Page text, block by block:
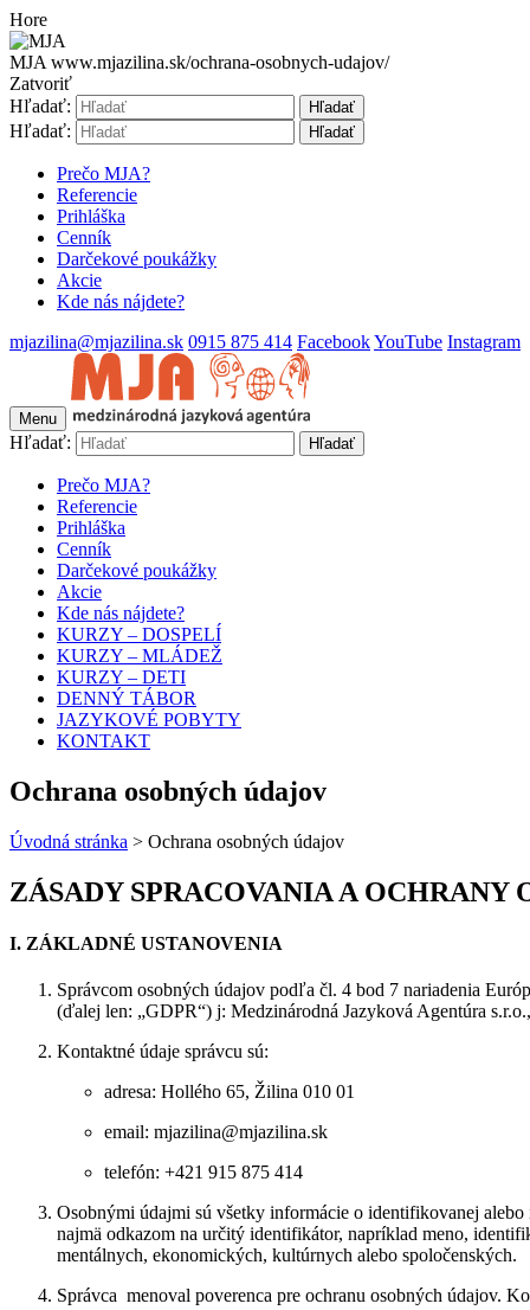
Hore
MJA www.mjazilina.sk/ochrana-osobnych-udajov/
Zatvoriť
Hľadať:
Hľadať
Hľadať: Hľadať
Prečo MJA?
Referencie
Prihláška
Cenník
Darčekové poukážky
Akcie
Kde nás nájdete?
mjazilina@mjazilina.sk 0915 875 414 FacebookYouTube Instagram
Menu
Hľadať: Hľadať
Prečo MJA?
Referencie
Prihláška
Cenník
Darčekové poukážky
Akcie
Kde nás nájdete?
KURZY – DOSPELÍ
KURZY – MLÁDEŽ
KURZY – DETI
DENNÝ TÁBOR
JAZYKOVÉ POBYTY
KONTAKT
Ochrana osobných údajov
Úvodná stránka > Ochrana osobných údajov
ZÁSADY SPRACOVANIA A OCHRANY
I. ZÁKLADNÉ USTANOVENIA
Správcom osobných údajov podľa čl. 4 bod 7 nariadenia
(ďalej len: „GDPR“) j: Medzinárodná Jazyková Agentúra
Kontaktné údaje správcu sú:
adresa: Hollého 65, Žilina 010 01
email: mjazilina@mjazilina.sk
telefón: +421 915 875 414
Osobnými údajmi sú všetky informácie o identifikovanej
najmä odkazom na určitý identifikátor, napríklad meno,
mentálnych, ekonomických, kultúrnych alebo spoločenských.
Správca menoval poverenca pre ochranu osobných údajov.